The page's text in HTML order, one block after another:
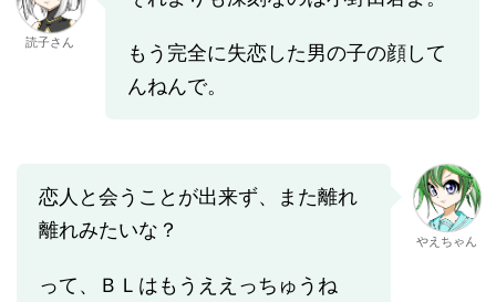
読子さん
もう完全に失恋した男の子の顔して
んねんで。
恋人と会うことが出来ず、また離れ
離れみたいな？
って、ＢＬはもうええっちゅうね
やえちゃん